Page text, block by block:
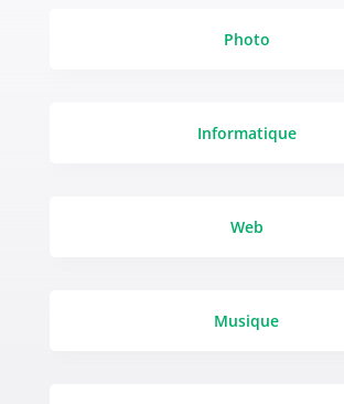
Photo
Informatique
Web
Musique